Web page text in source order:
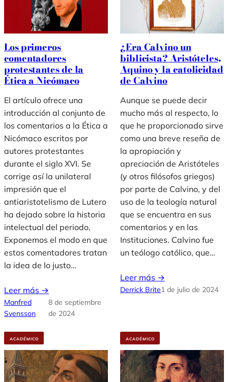
Los primeros
comentadores
protestantes de la
Ética a Nicómaco
El artículo ofrece una
introducción al conjunto de
los comentarios a la Ética a
Nicómaco escritos por
autores protestantes
durante el siglo XVI. Se
corrige así la unilateral
impresión que el
antiaristotelismo de Lutero
ha dejado sobre la historia
intelectual del periodo.
Exponemos el modo en que
estos comentadores tratan
la idea de lo justo…
Leer más →
Manfred
Svensson
8 de septiembre
de 2024
¿Era Calvino un
biblicista? Aristóteles,
Aquino y la catolicidad
de Calvino
Aunque se puede decir
mucho más al respecto, lo
que he proporcionado sirve
como una breve reseña de
la apropiación y
apreciación de Aristóteles
(y otros filósofos griegos)
por parte de Calvino, y del
uso de la teología natural
que se encuentra en sus
comentarios y en las
Instituciones. Calvino fue
un teólogo católico, que…
Leer más →
Derrick Brite1 de julio de 2024
ACADÉMICO ACADÉMICO